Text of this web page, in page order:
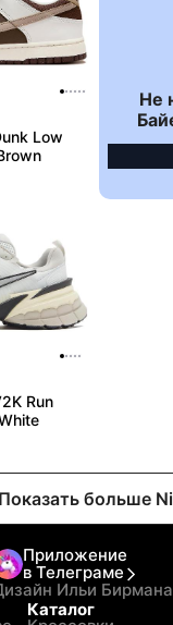
Low
Не
Run
Показать больше
Приложение
в Телеграме
Ильи Бирмана
Каталог